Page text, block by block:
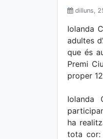
dilluns,
Iolanda
adultes
que és
Premi
proper
Iolanda
ha
tota